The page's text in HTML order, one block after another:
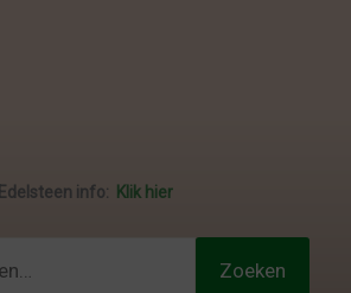
Edelsteen info: Klik hier
Zoeken